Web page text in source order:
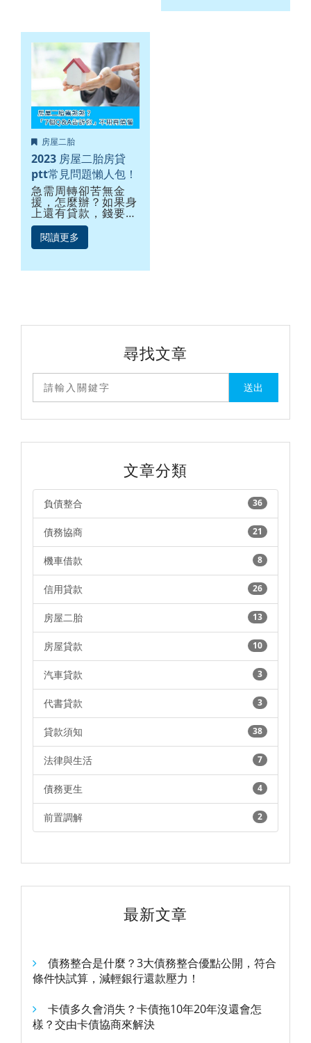
房屋二胎流程中最複
房屋二胎
2023 房屋二胎房貸
ptt常見問題懶人包！
急需周轉卻苦無金
援，怎麼辦？如果身
上還有貸款，錢要從
哪裡來？網路搜尋或
是朋友可能會告訴
你：如果名下有房的
貸」會是資金週轉的
有人給你一個完整的
辦？別擔心，2023
房屋二胎房貸的常見
整理好了，3分鐘就
能釐清所有疑惑!
閱讀更多
尋找文章
文章分類
36
負債整合
21
債務協商
8
機車借款
26
信用貸款
13
房屋二胎
10
房屋貸款
3
汽車貸款
3
代書貸款
38
貸款須知
7
法律與生活
4
債務更生
2
前置調解
最新文章
債務整合是什麼？3大債務整合優點公開，符合
條件快試算，減輕銀行還款壓力！
卡債多久會消失？卡債拖10年20年沒還會怎
樣？交由卡債協商來解決